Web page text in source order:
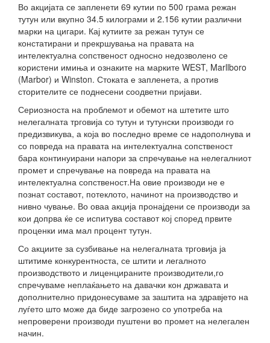
Во акцијата се запленети 69 кутии по 500 грама режан
тутун или вкупно 34.5 килограми и 2.156 кутии различни
марки на цигари. Кај кутиите за режан тутун се
констатирани и прекршувања на правата на
интелектуална сопственост односно недозволено се
користени имиња и ознаките на марките WEST, Marllboro
(Marbor) и Winston. Стоката е запленета, а против
сторителите се поднесени соодветни пријави.
Сериозноста на проблемот и обемот на штетите што
нелегалната трговија со тутун и тутунски производи го
предизвикува, а која во последно време се надополнува и
со повреда на правата на интелектуална сопственост
бара континуирани напори за спречување на нелегалниот
промет и спречување на повреда на правата на
интелектуална сопственост.На овие производи не е
познат составот, потеклото, начинот на производство и
нивно чување. Во оваа акција пронајдени се производи за
кои допрва ќе се испитува составот кој според првите
проценки има мал процент тутун.
Со акциите за сузбивање на нелегалната трговија ја
штитиме конкурентноста, се штити и легалното
производството и лиценцираните производители,го
спречуваме неплаќањето на давачки кон државата и
дополнително придонесуваме за заштита на здравјето на
луѓето што може да биде загрозено со употреба на
непроверени производи пуштени во промет на нелегален
начин.